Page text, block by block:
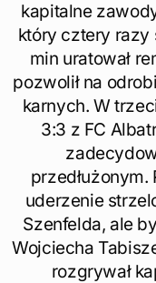
kapitalne
który cztery razy
min uratował
pozwolił na
karnych. W
3:3 z FC
przedłużonym.
uderzenie
Szenfelda, ale
Wojciecha
rozgrywał